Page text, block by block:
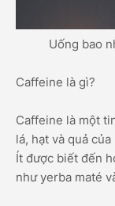
Uống bao
Caffeine là gì?
Caffeine là một
lá, hạt và quả
Ít được biết đến
như yerba maté